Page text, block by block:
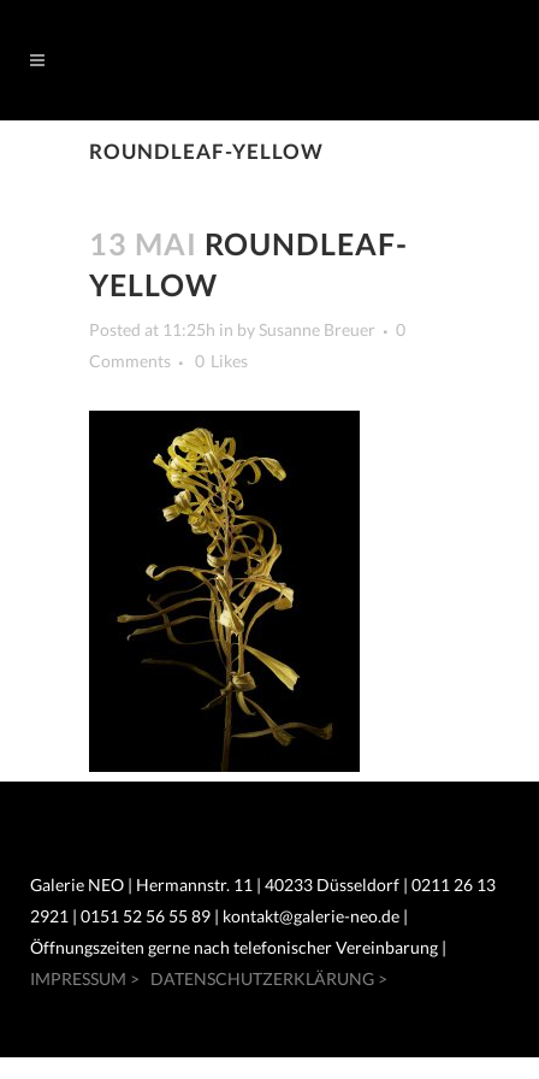
ROUNDLEAF-YELLOW
13 MAI ROUNDLEAF-
YELLOW
Posted at 11:25h in bySusanne Breuer
0
Comments
0 Likes
Galerie NEO | Hermannstr. 11 | 40233 Düsseldorf | 0211 26 13
2921 | 0151 52 56 55 89 | kontakt@galerie-neo.de |
Öffnungszeiten gerne nach telefonischer Vereinbarung |
IMPRESSUM > DATENSCHUTZERKLÄRUNG >